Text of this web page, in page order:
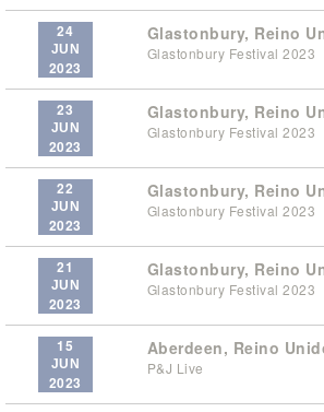
24
JUN
2023
Glastonbury, Reino
Glastonbury Festival 2023
23
JUN
2023
Glastonbury, Reino
Glastonbury Festival 2023
22
JUN
2023
Glastonbury, Reino
Glastonbury Festival 2023
21
JUN
2023
Glastonbury, Reino
Glastonbury Festival 2023
15
JUN
2023
Aberdeen, Reino
P&J Live